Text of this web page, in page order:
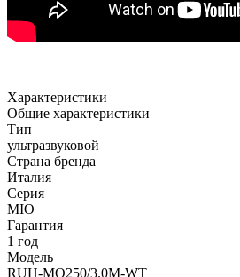
Характеристики
Общие характеристики
Тип
ультразвуковой
Страна бренда
Италия
Серия
MIO
Гарантия
1 год
Модель
RUH-MO250/3.0M-WT